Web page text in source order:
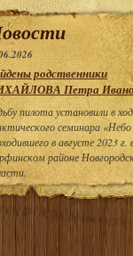
родственники
Петра
пилота установили в
семинара
в августе 2023 г.
районе